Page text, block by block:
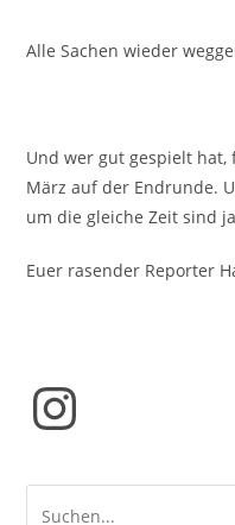
Alle Sachen wieder
Und wer gut gespielt
März auf der Endrunde.
um die gleiche Zeit sind
Euer rasender Reporter
Instagram